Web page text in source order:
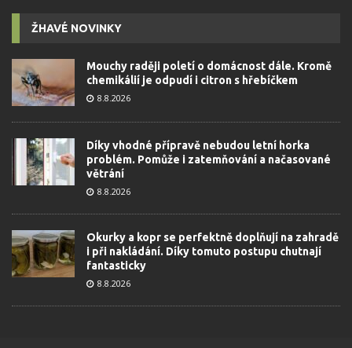
ŽHAVÉ NOVINKY
Mouchy raději poletí o domácnost dále. Kromě
chemikálií je odpudí i citron s hřebíčkem
8.8.2026
Díky vhodné přípravě nebudou letní horka
problém. Pomůže i zatemňování a načasované
větrání
8.8.2026
Okurky a kopr se perfektně doplňují na zahradě
i při nakládání. Díky tomuto postupu chutnají
fantasticky
8.8.2026